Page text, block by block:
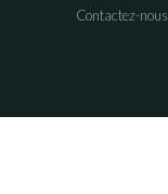
Contactez-nous